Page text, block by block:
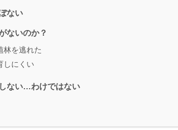
ない
ないのか？
林を逃れた
しにくい
ない…わけではない